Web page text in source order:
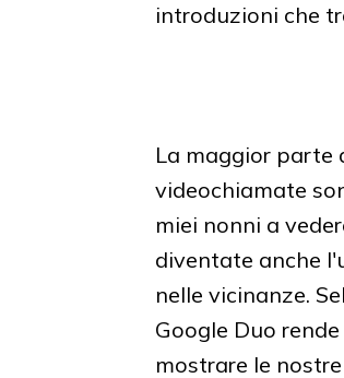
introduzioni che
La maggior parte
videochiamate
miei nonni a
diventate anche
nelle vicinanze.
Google Duo
mostrare le